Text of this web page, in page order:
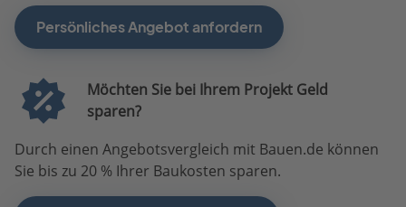
Persönliches Angebot anfordern
Möchten Sie bei Ihrem Projekt Geld
sparen?
Durch einen Angebotsvergleich mit Bauen.de können
Sie bis zu 20 % Ihrer Baukosten sparen.